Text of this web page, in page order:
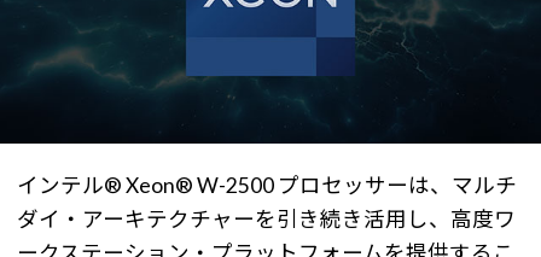
インテル® Xeon® W-2500 プロセッサーは、マルチ
ダイ・アーキテクチャーを引き続き活用し、高度ワ